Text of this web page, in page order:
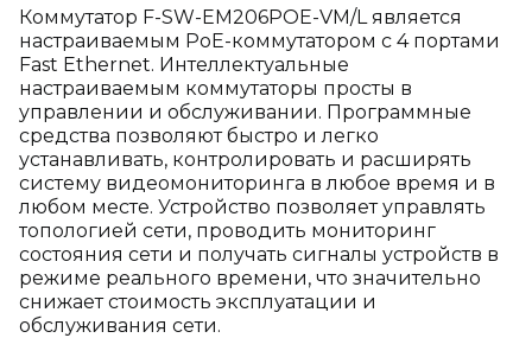
Коммутатор F-SW-EM206POE-VM/L является
настраиваемым PoE-коммутатором с 4 портами
Fast Ethernet. Интеллектуальные
настраиваемым коммутаторы просты в
управлении и обслуживании. Программные
средства позволяют быстро и легко
устанавливать, контролировать и расширять
систему видеомониторинга в любое время и в
любом месте. Устройство позволяет управлять
топологией сети, проводить мониторинг
состояния сети и получать сигналы устройств в
режиме реального времени, что значительно
снижает стоимость эксплуатации и
обслуживания сети.